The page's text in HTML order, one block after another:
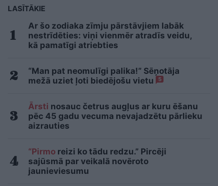
LASĪTĀKIE
Ar šo zodiaka zīmju pārstāvjiem labāk
nestrīdēties: viņi vienmēr atradīs veidu,
kā pamatīgi atriebties
“Man pat neomulīgi palika!” Sēņotāja
mežā uziet ļoti biedējošu vietu
5
Ārsti nosauc četrus augļus ar kuru ēšanu
pēc 45 gadu vecuma nevajadzētu pārlieku
aizrauties
“Pirmo reizi ko tādu redzu.” Pircēji
sajūsmā par veikalā novēroto
jaunieviesumu